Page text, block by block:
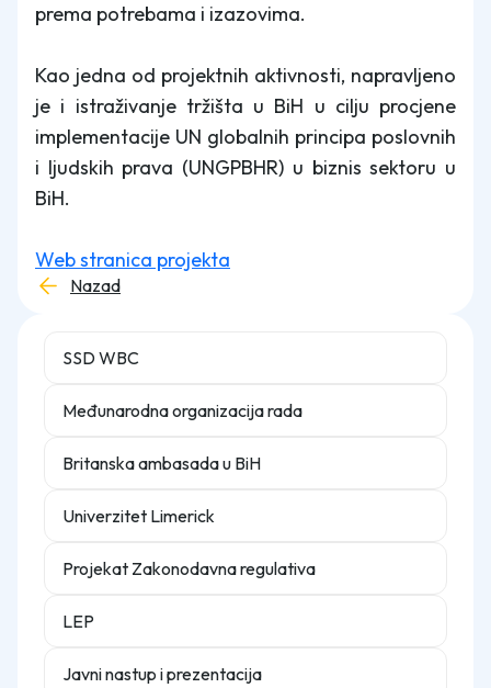
SSD WBC
Međunarodna organizacija rada
Britanska ambasada u BiH
Univerzitet Limerick
Projekat Zakonodavna regulativa
LEP
Javni nastup i prezentacija
prema potrebama i izazovima.
Kao jedna od projektnih aktivnosti, napravljeno
je i istraživanje tržišta u BiH u cilju procjene
implementacije UN globalnih principa poslovnih
i ljudskih prava (UNGPBHR) u biznis sektoru u
BiH.
Web stranica projekta
Nazad